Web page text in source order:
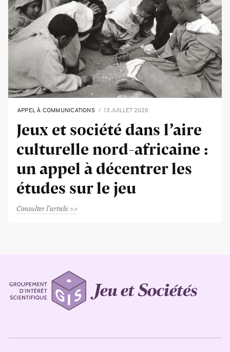
APPEL À COMMUNICATIONS 13 JUILLET 2026
Jeux et société dans l’aire
culturelle nord-africaine :
un appel à décentrer les
études sur le jeu
Consulter l'article